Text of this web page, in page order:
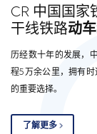
CR 中国国家
干线铁路动
历经数十年的发展，
程5万余公里，拥有
的重要选择。
了解更多